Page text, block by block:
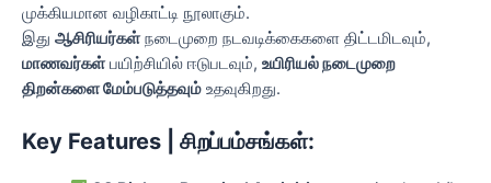
முக்கியமான வழிகாட்டி நூலாகும்.
இது ஆசிரியர்கள்நடைமுறை நடவடிக்கைகளை திட்டமிடவும்,
மாணவர்கள்பயிற்சியில் ஈடுபடவும், உயிரியல் நடைமுறை
திறன்களை மேம்படுத்தவும் உதவுகிறது.
Key Features | சிறப்பம்சங்கள்: